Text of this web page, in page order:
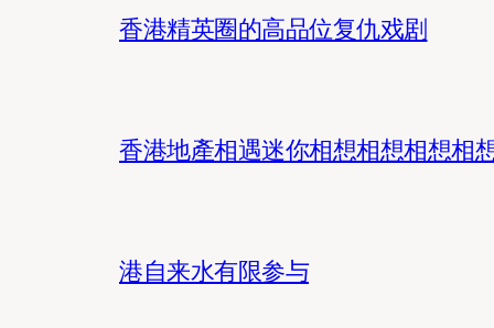
香港精英圈的高品位复仇戏剧
香港地產相遇迷你相想相想相想相
港自来水有限参与